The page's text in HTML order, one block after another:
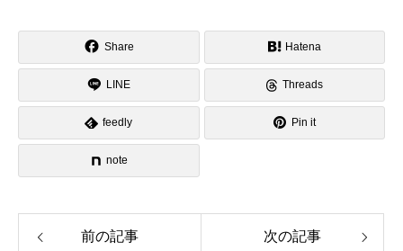
Share Hatena
LINE Threads
feedly Pin it
note
前の記事 次の記事